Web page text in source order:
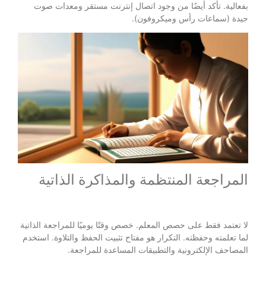
بفعالية. تأكد أيضًا من وجود اتصال إنترنت مستقر ومعدات صوت
جيدة (سماعات رأس وميكروفون).
المراجعة المنتظمة والمذاكرة الذاتية
لا تعتمد فقط على حصص المعلم. خصص وقتًا يوميًا للمراجعة الذاتية
لما تعلمته وحفظته. التكرار هو مفتاح تثبيت الحفظ والتلاوة. استخدم
المصاحف الإلكترونية والتطبيقات المساعدة للمراجعة.